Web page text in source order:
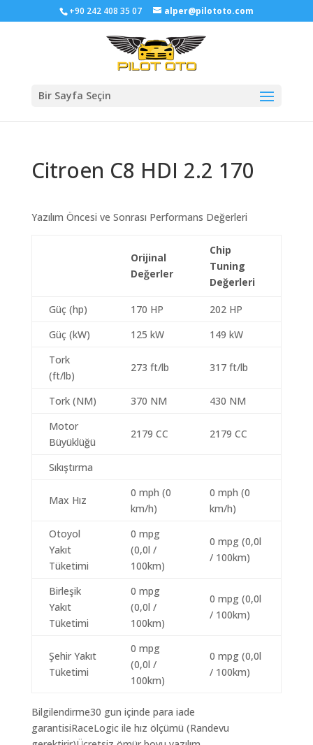
+90 242 408 35 07 alper@pilototo.com
Bir Sayfa Seçin
Citroen C8 HDI 2.2 170
Yazılım Öncesi ve Sonrası Performans Değerleri
Orijinal
Değerler
Chip
Tuning
Değerleri
Güç (hp) 170 HP
202 HP
Güç (kW)
125 kW
149 kW
Tork
(ft/lb)
273 ft/lb 317 ft/lb
Tork (NM) 370 NM
430 NM
Motor
Büyüklüğü
2179 CC 2179 CC
Sıkıştırma
Max Hız
0 mph (0
km/h)
0 mph (0
km/h)
Otoyol
Yakıt
Tüketimi
0 mpg
(0,0l /
100km)
0 mpg (0,0l
/ 100km)
Birleşik
Yakıt
Tüketimi
0 mpg
(0,0l /
100km)
0 mpg (0,0l
/ 100km)
Şehir Yakıt
Tüketimi
0 mpg
(0,0l /
100km)
0 mpg (0,0l
/ 100km)
Bilgilendirme30 gun içinde para iade
garantisiRaceLogic ile hız ölçümü (Randevu